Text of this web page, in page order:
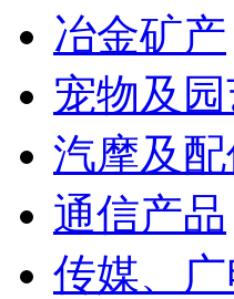
冶金矿产
宠物及
汽摩及
通信产品
传媒、